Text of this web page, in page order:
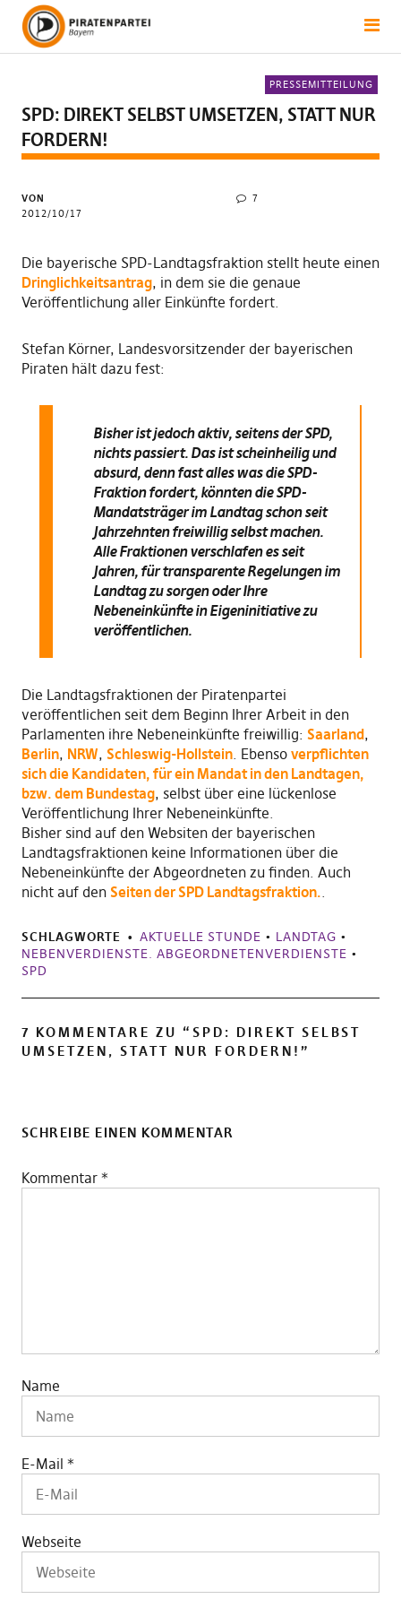
PRESSEMITTEILUNG
SPD: DIREKT SELBST UMSETZEN, STATT NUR
FORDERN!
VON
2012/10/17
7
Die bayerische SPD-Landtagsfraktion stellt heute einen
Dringlichkeitsantrag, in dem sie die genaue
Veröffentlichung aller Einkünfte fordert.
Stefan Körner, Landesvorsitzender der bayerischen
Piraten hält dazu fest:
Bisher ist jedoch aktiv, seitens der SPD,
nichts passiert. Das ist scheinheilig und
absurd, denn fast alles was die SPD-
Fraktion fordert, könnten die SPD-
Mandatsträger im Landtag schon seit
Jahrzehnten freiwillig selbst machen.
Alle Fraktionen verschlafen es seit
Jahren, für transparente Regelungen im
Landtag zu sorgen oder Ihre
Nebeneinkünfte in Eigeninitiative zu
veröffentlichen.
Die Landtagsfraktionen der Piratenpartei
veröffentlichen seit dem Beginn Ihrer Arbeit in den
Parlamenten ihre Nebeneinkünfte freiwillig: Saarland,
Berlin, NRW, Schleswig-Hollstein. Ebenso verpflichten
sich die Kandidaten, für ein Mandat in den Landtagen,
bzw. dem Bundestag, selbst über eine lückenlose
Veröffentlichung Ihrer Nebeneinkünfte.
Bisher sind auf den Websiten der bayerischen
Landtagsfraktionen keine Informationen über die
Nebeneinkünfte der Abgeordneten zu finden. Auch
nicht auf den Seiten der SPD Landtagsfraktion..
SCHLAGWORTE AKTUELLE STUNDE • LANDTAG •
NEBENVERDIENSTE. ABGEORDNETENVERDIENSTE •
SPD
7 KOMMENTARE ZU “ SPD: DIREKT SELBST
UMSETZEN, STATT NUR FORDERN! ”
SCHREIBE EINEN KOMMENTAR
Kommentar *
Name
E-Mail *
Webseite